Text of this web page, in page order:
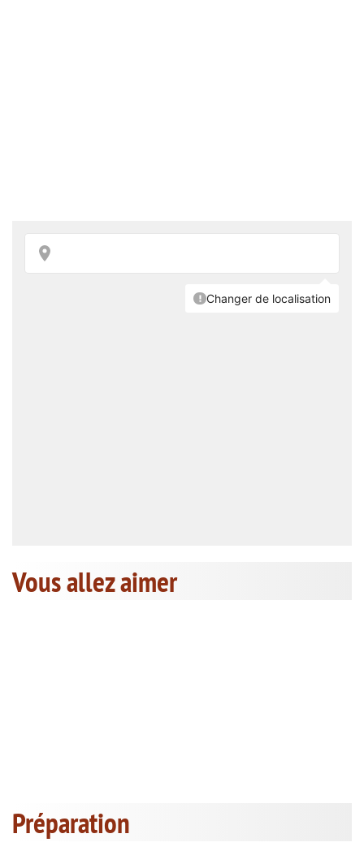
Vous allez aimer
Préparation